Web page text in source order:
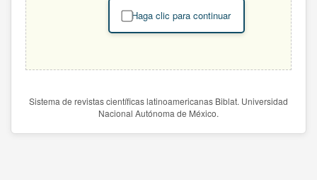
Haga clic para continuar
Sistema de revistas científicas latinoamericanas Biblat. Universidad
Nacional Autónoma de México.